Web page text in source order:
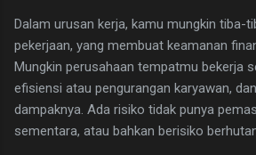
Dalam urusan kerja, kamu mungkin tiba-
pekerjaan, yang membuat keamanan
Mungkin perusahaan tempatmu bekerja
efisiensi atau pengurangan karyawan,
dampaknya. Ada risiko tidak punya
sementara, atau bahkan berisiko